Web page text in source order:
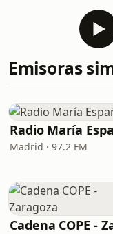
Emisoras
Radio María
Madrid · 97.2 FM